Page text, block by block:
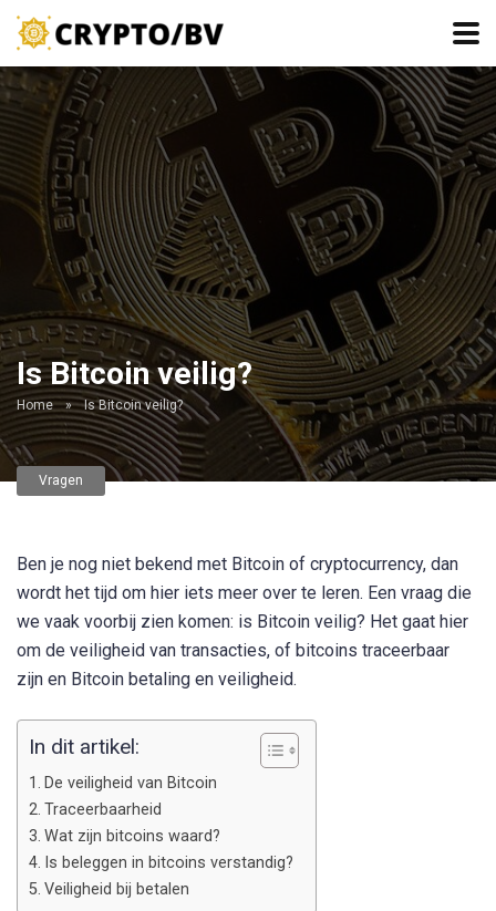
Is Bitcoin veilig?
Home » Is Bitcoin veilig?
Vragen
Ben je nog niet bekend met Bitcoin of cryptocurrency, dan
wordt het tijd om hier iets meer over te leren. Een vraag die
we vaak voorbij zien komen: is Bitcoin veilig? Het gaat hier
om de veiligheid van transacties, of bitcoins traceerbaar
zijn en Bitcoin betaling en veiligheid.
In dit artikel:
De veiligheid van Bitcoin
Traceerbaarheid
Wat zijn bitcoins waard?
Is beleggen in bitcoins verstandig?
Veiligheid bij betalen